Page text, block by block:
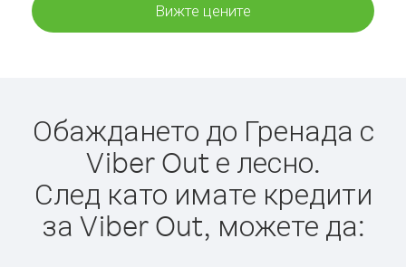
Вижте цените
Обаждането до Гренада с
Viber Out е лесно.
След като имате кредити
за Viber Out, можете да: